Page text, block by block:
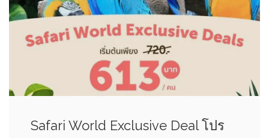
Safari World Exclusive Deal โปร